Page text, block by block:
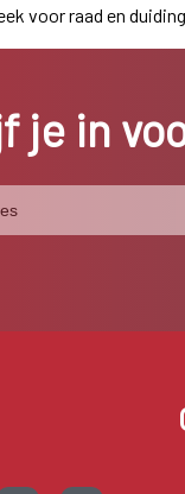
voor raad en
je in